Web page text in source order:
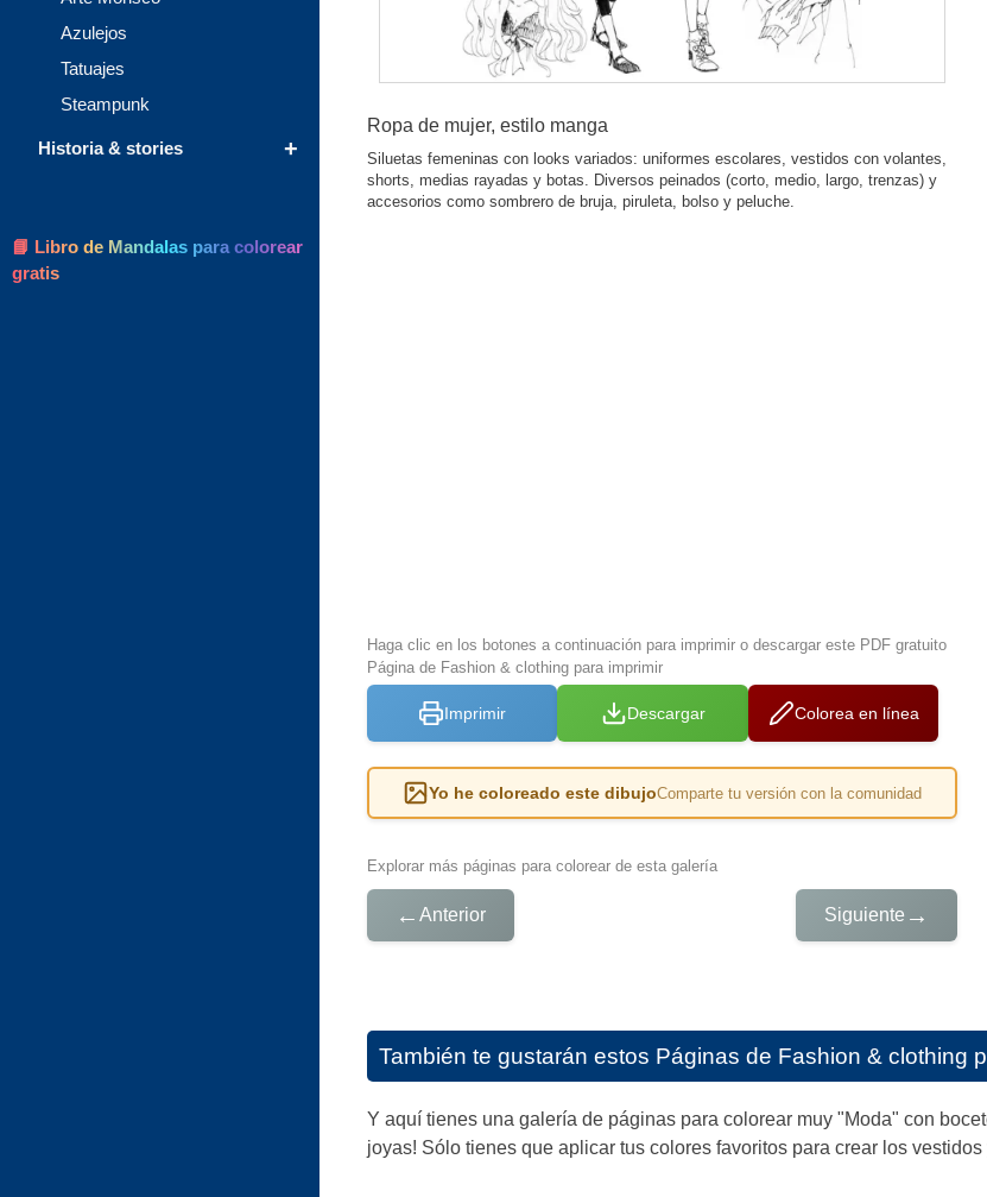
Ropa de mujer, estilo manga
Siluetas femeninas con looks variados: uniformes escolares, vestidos con volantes,
shorts, medias rayadas y botas. Diversos peinados (corto, medio, largo, trenzas) y
accesorios como sombrero de bruja, piruleta, bolso y peluche.
Haga clic en los botones a continuación para imprimir o descargar este PDF gratuito
Página de Fashion & clothing para imprimir
Imprimir Descargar Colorea en línea
Yo he coloreado este dibujoComparte tu versión con la comunidad
Explorar más páginas para colorear de esta galería
← Anterior Siguiente →
También te gustarán estos Páginas de Fashion & clothing
Y aquí tienes una galería de páginas para colorear muy "Moda" con
joyas! Sólo tienes que aplicar tus colores favoritos para crear los
Azulejos
Tatuajes
Steampunk
+
Historia & stories
📘 Libro de Mandalas para colorear
gratis